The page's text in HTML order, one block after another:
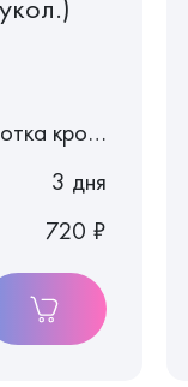
Сыворотка крови
3 дня
720 ₽